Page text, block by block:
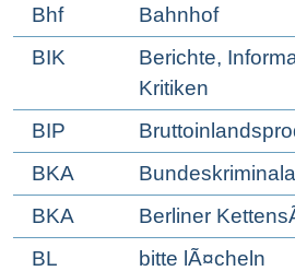
Bhf
Bahnhof
BIK
Berichte,
Kritiken
BIP
BKA
BKA
Berliner
BL
bitte lÃ¤cheln